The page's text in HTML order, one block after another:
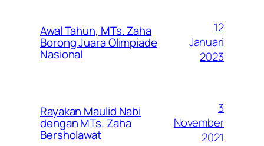
Awal Tahun, MTs. Zaha
Borong Juara Olimpiade
Nasional
12
Januari
2023
Rayakan Maulid Nabi
dengan MTs. Zaha
Bersholawat
3
November
2021